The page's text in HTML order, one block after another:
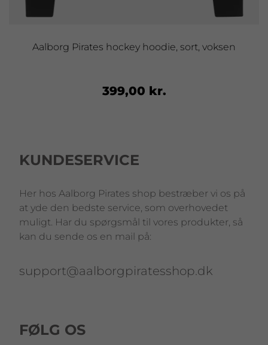
Aalborg Pirates hockey hoodie, sort, voksen
399,00 kr.
KUNDESERVICE
Her hos Aalborg Pirates shop bestræber vi os på
at yde den bedste service, som overhovedet
muligt. Har du spørgsmål til vores produkter, så
kan du sende os en mail på:
support@aalborgpiratesshop.dk
FØLG OS